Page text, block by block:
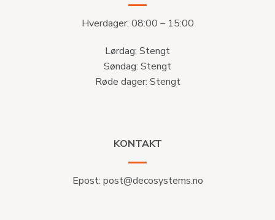
Hverdager: 08:00 – 15:00
Lørdag: Stengt
Søndag: Stengt
Røde dager: Stengt
KONTAKT
Epost: post@decosystems.no